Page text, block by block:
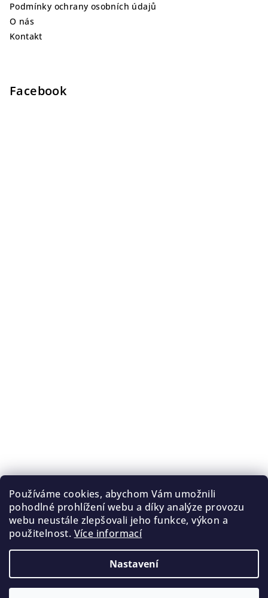
Používáme cookies, abychom Vám umožnili
pohodlné prohlížení webu a díky analýze provozu
webu neustále zlepšovali jeho funkce, výkon a
použitelnost. Více informací
Nastavení
Podmínky ochrany osobních údajů
O nás
Kontakt
Facebook